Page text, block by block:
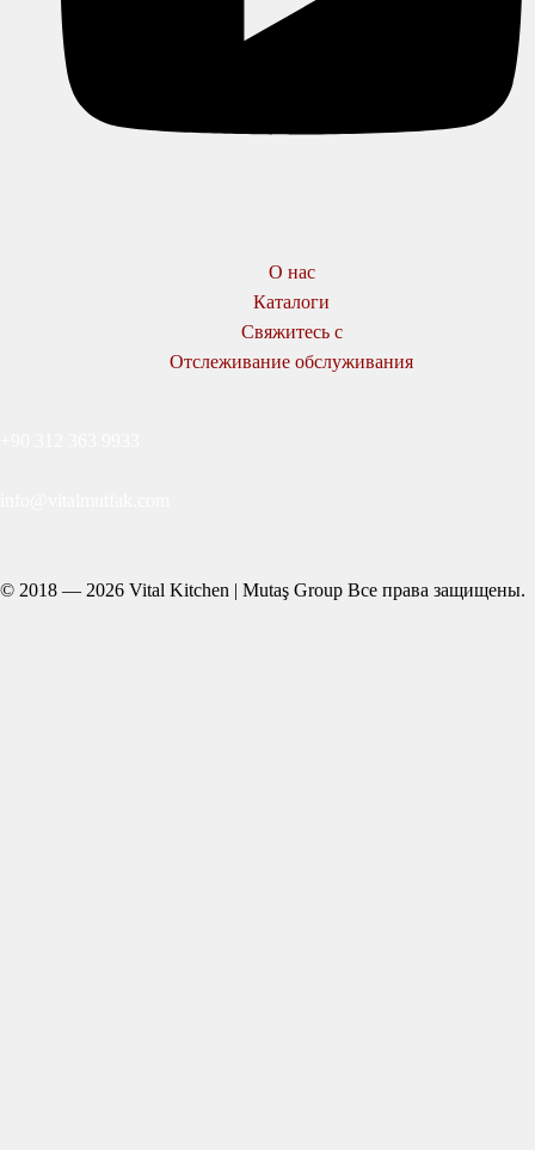
О нас
Каталоги
Свяжитесь с
Отслеживание обслуживания
© 2018 — 2026 Vital Kitchen | Mutaş Group Все права защищены.